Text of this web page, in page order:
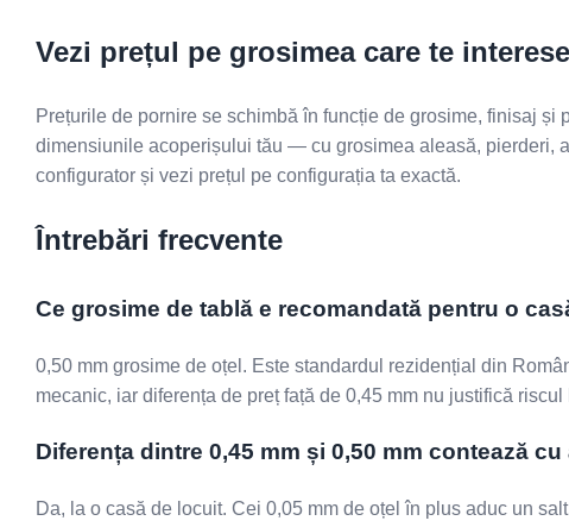
Vezi prețul pe grosimea care te
Prețurile de pornire se schimbă în funcție de grosime, finisaj și
dimensiunile acoperișului tău — cu grosimea aleasă, pierderi,
configurator și vezi prețul pe configurația ta exactă.
Întrebări frecvente
Ce grosime de tablă e recomandată pentru o
0,50 mm grosime de oțel. Este standardul rezidențial din
mecanic, iar diferența de preț față de 0,45 mm nu justifică
Diferența dintre 0,45 mm și 0,50 mm contează cu
Da, la o casă de locuit. Cei 0,05 mm de oțel în plus aduc un